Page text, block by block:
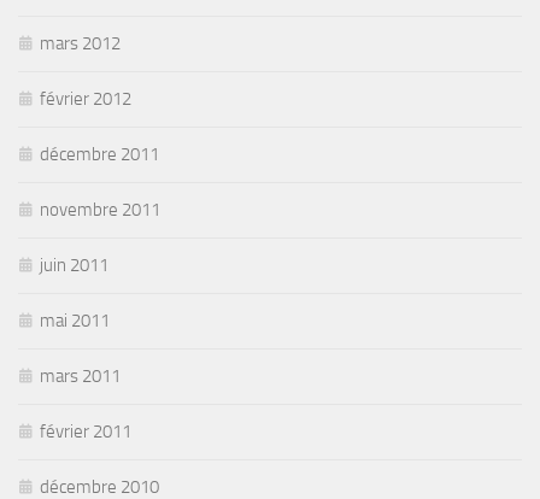
mars 2012
février 2012
décembre 2011
novembre 2011
juin 2011
mai 2011
mars 2011
février 2011
décembre 2010